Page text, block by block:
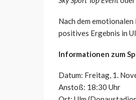
Nach dem
positives Ergebnis in
Informationen zum
Datum: Freitag, 1.
Anstoß: 18:30 Uhr